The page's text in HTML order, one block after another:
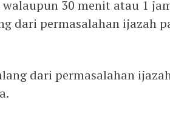
30 menit atau 1
dari permasalahan ijazah
dari permasalahan